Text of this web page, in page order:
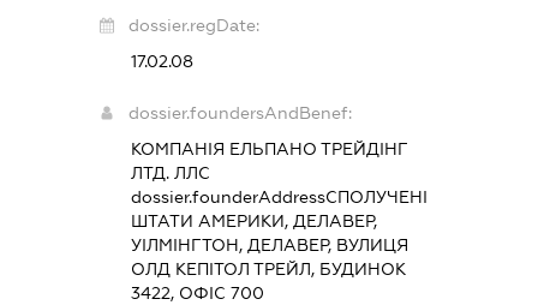
dossier.regDate:
17.02.08
dossier.foundersAndBenef:
КОМПАНІЯ ЕЛЬПАНО ТРЕЙДІНГ
ЛТД. ЛЛС
dossier.founderAddressСПОЛУЧЕНІ
ШТАТИ АМЕРИКИ, ДЕЛАВЕР,
УІЛМІНГТОН, ДЕЛАВЕР, ВУЛИЦЯ
ОЛД КЕПІТОЛ ТРЕЙЛ, БУДИНОК
3422, ОФІС 700